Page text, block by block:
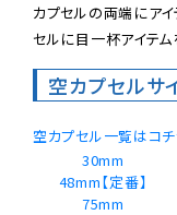
カプセルの両端にア
セルに目一杯アイテム
空カプセルサ
空カプセル一覧はコチ
30mm
48mm【定番】
75mm